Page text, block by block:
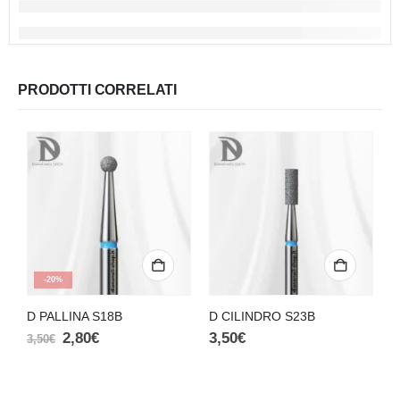
PRODOTTI CORRELATI
-20%
D PALLINA S18B
3,50€ 2,80€
D CILINDRO S23B
3,50€